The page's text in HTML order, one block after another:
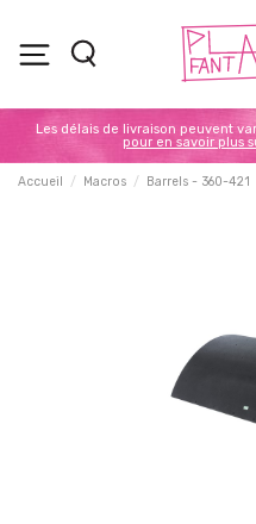
Les délais de livraison peuvent
pour en savoir plus
Accueil Macros Barrels - 360-421